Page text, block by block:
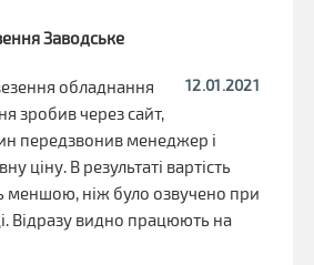
Заводське
12.01.2021
обладнання
зробив через сайт,
передзвонив менеджер і
ціну. В результаті вартість
меншою, ніж було озвучено при
Відразу видно працюють на